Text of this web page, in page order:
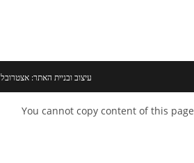
עיצוב ובניית האתר: אצטרובל
You cannot copy content of this page